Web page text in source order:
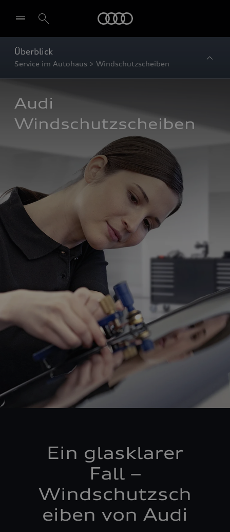
Überblick
Service im Autohaus > Windschutzscheiben
Audi
Windschutzscheiben
Ein glasklarer
Fall –
Windschutzsch
eiben von Audi